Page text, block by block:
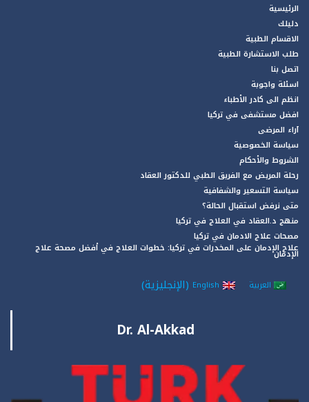
الرئيسية
دليلك
الاقسام الطبية
طلب الاستشارة الطبية
اتصل بنا
اسئلة واجوبة
انظم الى كادر الأطباء
افضل مستشفى في تركيا
آراء المرضى
سياسة الخصوصية
الشروط والأحكام
رحلة المريض مع الفريق الطبي للدكتور العقاد
سياسة التسعير والشفافية
متى نرفض استقبال الحالة؟
منهج د.العقاد في العلاج في تركيا
مصحات علاج الادمان في تركيا
علاج الإدمان على المخدرات في تركيا: خطوات العلاج في أفضل مصحة علاج
الإدمان
العربية English
(الإنجليزية)
Dr. Al-Akkad